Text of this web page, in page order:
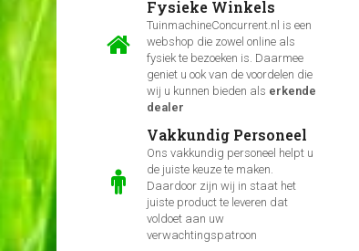
Fysieke Winkels
TuinmachineConcurrent.nl is een
webshop die zowel online als
fysiek te bezoeken is. Daarmee
geniet u ook van de voordelen die
wij u kunnen bieden als erkende
dealer
Vakkundig Personeel
Ons vakkundig personeel helpt u
de juiste keuze te maken.
Daardoor zijn wij in staat het
juiste product te leveren dat
voldoet aan uw
verwachtingspatroon